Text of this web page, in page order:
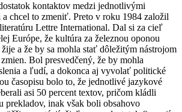
kontaktov medzi jednotlivými
chcel to zmeniť. Preto v roku 1984 založil
Lettre International. Dal si za cieľ
Európe, že kultúra za železnou oponou
a že by sa mohla stať dôležitým nástrojom
Bol presvedčený, že by mohla
a ľudí, a dokonca aj vyvolať politické
časopisu bolo to, že jednotlivé jazykové
asi 50 percent textov, pričom kládli
prekladov, inak však boli obsahovo